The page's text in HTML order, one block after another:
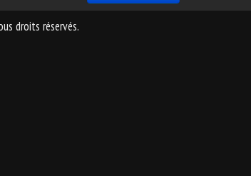
droits réservés.